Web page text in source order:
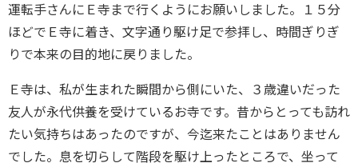
運転手さんにＥ寺まで行くようにお願いしました。１５分
ほどでＥ寺に着き、文字通り駆け足で参拝し、時間ぎりぎ
りで本来の目的地に戻りました。
Ｅ寺は、私が生まれた瞬間から側にいた、３歳違いだった
友人が永代供養を受けているお寺です。昔からとっても訪れ
たい気持ちはあったのですが、今迄来たことはありません
でした。息を切らして階段を駆け上ったところで、坐って